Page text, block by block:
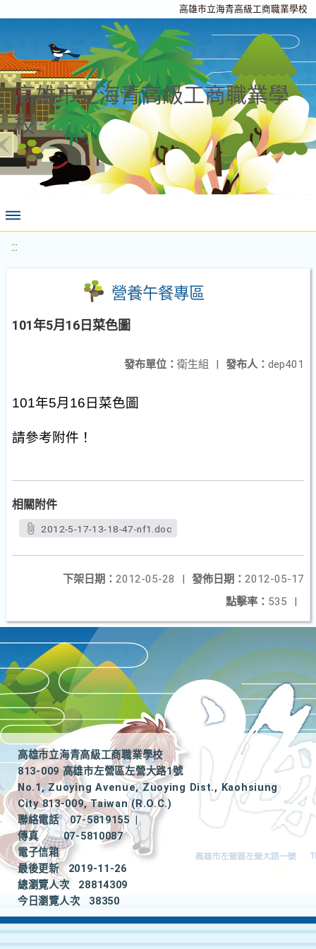
高雄市立海青高級工商職業學校
高雄市立海青高級工商職業學
校
:::
營養午餐專區
101年5月16日菜色圖
發布人： dep401
發布單位： 衛生組 |
101年5月 16 日菜色圖
請參考附件！
相關附件
2012-5-17-13-18-47-nf1.doc
發佈日期： 2012-05-17
下架日期： 2012-05-28
|
點擊率： 535 |
高雄市立海青高級工商職業學校
813-009 高雄市左營區左營大路1號
No.1, Zuoying Avenue, Zuoying Dist., Kaohsiung
City 813-009, Taiwan (R.O.C.)
聯絡電話
07-5819155
|
傳真
07-5810087
電子信箱
最後更新
2019-11-26
總瀏覽人次
28814309
今日瀏覽人次
38350